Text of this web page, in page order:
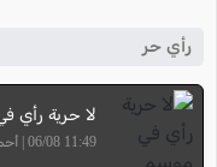
رأي حر
لا حرية رأي
11:49 06/08 | أحمد حازم